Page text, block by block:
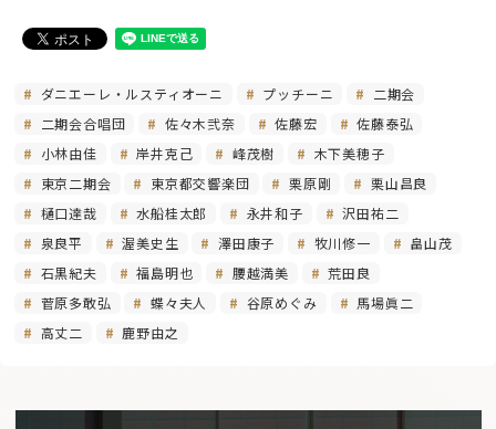
ダニエーレ・ルスティオーニ プッチーニ
二期会
二期会合唱団
佐々木弐奈 佐藤宏
佐藤泰弘
小林由佳
岸井克己 峰茂樹
木下美穂子
東京二期会
東京都交響楽団 栗原剛
栗山昌良
樋口達哉
水船桂太郎 永井和子
沢田祐二
泉良平
渥美史生 澤田康子 牧川修一
畠山茂
石黒紀夫
福島明也 腰越満美
荒田良
菅原多敢弘
蝶々夫人 谷原めぐみ
馬場眞二
高丈二
鹿野由之